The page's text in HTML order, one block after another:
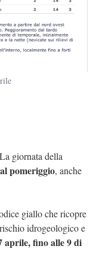
giornata della
pomeriggio, anche
giallo che ricopre
idrogeologico e
aprile, fino alle 9 di